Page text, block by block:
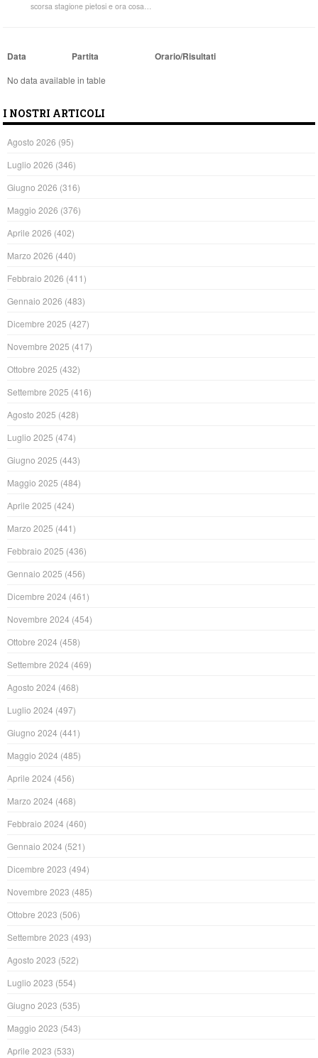
scorsa stagione pietosi e ora cosa…
Data Partita Orario/Risultati
No data available in table
I NOSTRI ARTICOLI
Agosto 2026 (95)
Luglio 2026 (346)
Giugno 2026 (316)
Maggio 2026 (376)
Aprile 2026 (402)
Marzo 2026 (440)
Febbraio 2026 (411)
Gennaio 2026 (483)
Dicembre 2025 (427)
Novembre 2025 (417)
Ottobre 2025 (432)
Settembre 2025 (416)
Agosto 2025 (428)
Luglio 2025 (474)
Giugno 2025 (443)
Maggio 2025 (484)
Aprile 2025 (424)
Marzo 2025 (441)
Febbraio 2025 (436)
Gennaio 2025 (456)
Dicembre 2024 (461)
Novembre 2024 (454)
Ottobre 2024 (458)
Settembre 2024 (469)
Agosto 2024 (468)
Luglio 2024 (497)
Giugno 2024 (441)
Maggio 2024 (485)
Aprile 2024 (456)
Marzo 2024 (468)
Febbraio 2024 (460)
Gennaio 2024 (521)
Dicembre 2023 (494)
Novembre 2023 (485)
Ottobre 2023 (506)
Settembre 2023 (493)
Agosto 2023 (522)
Luglio 2023 (554)
Giugno 2023 (535)
Maggio 2023 (543)
Aprile 2023 (533)